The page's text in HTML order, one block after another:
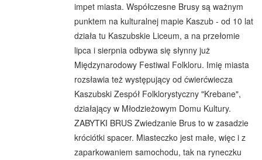
impet miasta. Współczesne Brusy są ważnym
punktem na kulturalnej mapie Kaszub - od 10 lat
działa tu Kaszubskie Liceum, a na przełomie
lipca i sierpnia odbywa się słynny już
Międzynarodowy Festiwal Folkloru. Imię miasta
rozsławia też występujący od ćwierćwiecza
Kaszubski Zespół Folklorystyczny "Krebane",
działający w Młodzieżowym Domu Kultury.
ZABYTKI BRUS Zwiedzanie Brus to w zasadzie
króciótki spacer. Miasteczko jest małe, więc i z
zaparkowaniem samochodu, tak na ryneczku